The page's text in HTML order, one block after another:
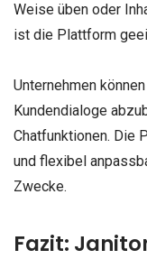
Weise üben oder
ist die Plattform
Unternehmen
Kundendialoge
Chatfunktionen. Die
und flexibel
Zwecke.
Fazit: